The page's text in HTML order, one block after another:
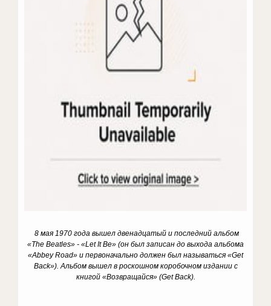
8 мая 1970 года вышел двенадцатый и последний альбом
«The Beatles» - «LetItBe» (он был записан до выхода альбома
«AbbeyRoad» и первоначально должен был называться «Get
Back»). Альбом вышел в роскошном коробочном издании с
книгой «Возвращайся» (Get Back).